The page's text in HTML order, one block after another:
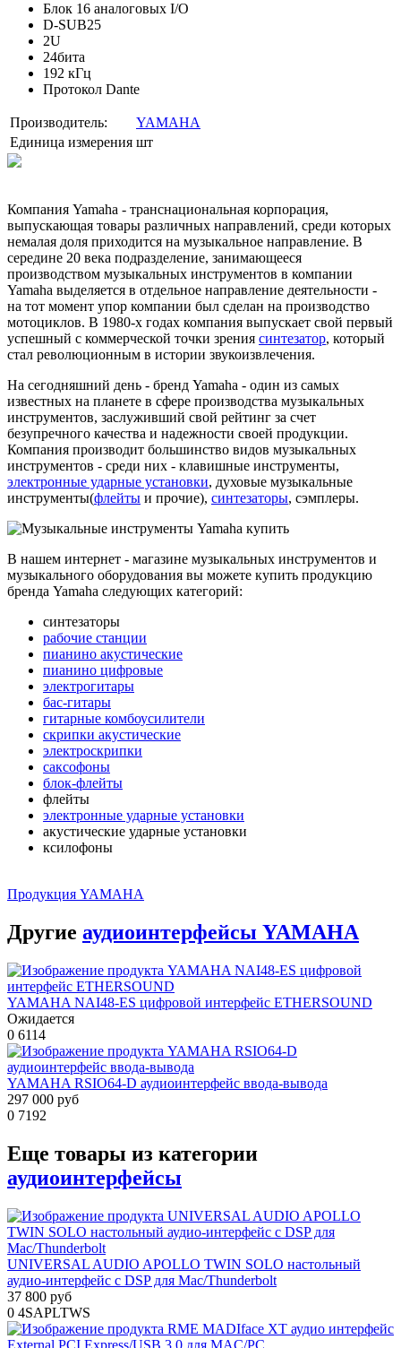
Блок 16 аналоговых I/O
D-SUB25
2U
24бита
192 кГц
Протокол Dante
Производитель:
YAMAHA
Единица измерения шт
Компания Yamaha - транснациональная корпорация,
выпускающая товары различных направлений, среди которых
немалая доля приходится на музыкальное направление. В
середине 20 века подразделение, занимающееся
производством музыкальных инструментов в компании
Yamaha выделяется в отдельное направление деятельности -
на тот момент упор компании был сделан на производство
мотоциклов. В 1980-х годах компания выпускает свой первый
успешный с коммерческой точки зрения синтезатор, который
стал революционным в истории звукоизвлечения.
На сегодняшний день - бренд Yamaha - один из самых
известных на планете в сфере производства музыкальных
инструментов, заслуживший свой рейтинг за счет
безупречного качества и надежности своей продукции.
Компания производит большинство видов музыкальных
инструментов - среди них - клавишные инструменты,
электронные ударные установки, духовые музыкальные
инструменты(флейты и прочие), синтезаторы, сэмплеры.
В нашем интернет - магазине музыкальных инструментов и
музыкального оборудования вы можете купить продукцию
бренда Yamaha следующих категорий:
синтезаторы
рабочие станции
пианино акустические
пианино цифровые
электрогитары
бас-гитары
гитарные комбоусилители
скрипки акустические
электроскрипки
саксофоны
блок-флейты
флейты
электронные ударные установки
акустические ударные установки
ксилофоны
Продукция YAMAHA
Другие аудиоинтерфейсы YAMAHA
YAMAHA NAI48-ES цифровой интерфейс ETHERSOUND
Ожидается
0 6114
YAMAHA RSIO64-D аудиоинтерфейс ввода-вывода
297 000 руб
0 7192
Еще товары из категории
аудиоинтерфейсы
UNIVERSAL AUDIO APOLLO TWIN SOLO настольный
аудио-интерфейс с DSP для Mac/Thunderbolt
37 800 руб
0 4SAPLTWS